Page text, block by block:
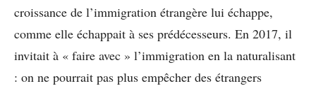
croissance de l’immigration étrangère lui échappe,
comme elle échappait à ses prédécesseurs. En 2017, il
invitait à « faire avec » l’immigration en la naturalisant
: on ne pourrait pas plus empêcher des étrangers